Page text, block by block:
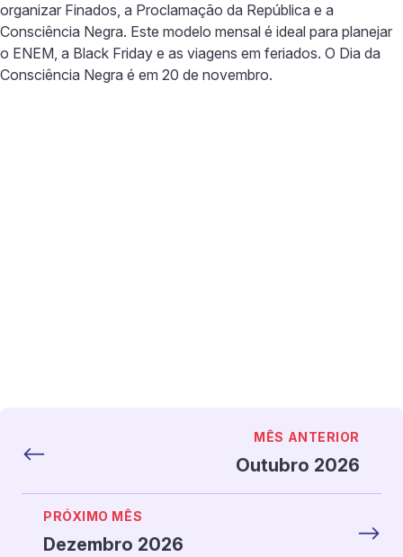
organizar Finados, a Proclamação da República e a
Consciência Negra. Este modelo mensal é ideal para planejar
o ENEM, a Black Friday e as viagens em feriados. O Dia da
Consciência Negra é em 20 de novembro.
MÊS ANTERIOR
Outubro 2026
PRÓXIMO MÊS
Dezembro 2026